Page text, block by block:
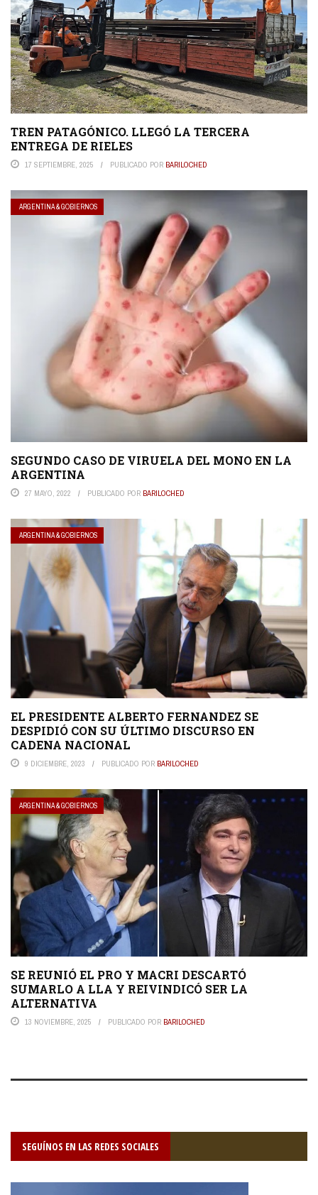
TREN PATAGÓNICO. LLEGÓ LA TERCERA
ENTREGA DE RIELES
17 SEPTIEMBRE, 2025 PUBLICADO POR BARILOCHED
ARGENTINA & GOBIERNOS
SEGUNDO CASO DE VIRUELA DEL MONO EN LA
ARGENTINA
27 MAYO, 2022 PUBLICADO POR BARILOCHED
ARGENTINA & GOBIERNOS
EL PRESIDENTE ALBERTO FERNANDEZ SE
DESPIDIÓ CON SU ÚLTIMO DISCURSO EN
CADENA NACIONAL
9 DICIEMBRE, 2023 PUBLICADO POR BARILOCHED
ARGENTINA & GOBIERNOS
SE REUNIÓ EL PRO Y MACRI DESCARTÓ
SUMARLO A LLA Y REIVINDICÓ SER LA
ALTERNATIVA
13 NOVIEMBRE, 2025 PUBLICADO POR BARILOCHED
SEGUÍNOS EN LAS REDES SOCIALES